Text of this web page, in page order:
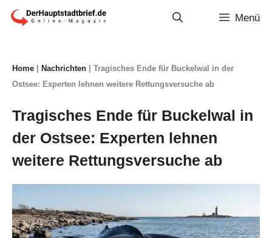
Zum
Menü
Home Nachrichten
Tragisches Ende für Buckelwal in der
Ostsee: Experten lehnen weitere Rettungsversuche ab
Tragisches Ende für Buckelwal in
der Ostsee: Experten lehnen
weitere Rettungsversuche ab